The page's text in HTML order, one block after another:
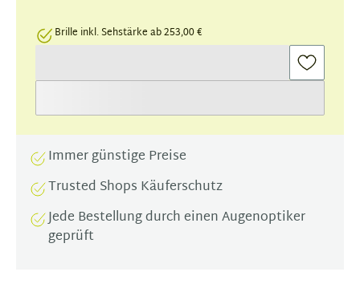
Brille inkl. Sehstärke ab 253,00 €
Immer günstige Preise
Trusted Shops Käuferschutz
Jede Bestellung durch einen Augenoptiker
geprüft